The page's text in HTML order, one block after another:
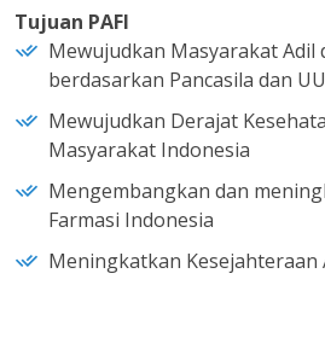
Tujuan PAFI
Mewujudkan Masyarakat Adil
berdasarkan Pancasila dan
Mewujudkan Derajat
Masyarakat Indonesia
Mengembangkan dan
Farmasi Indonesia
Meningkatkan Kesejahteraan